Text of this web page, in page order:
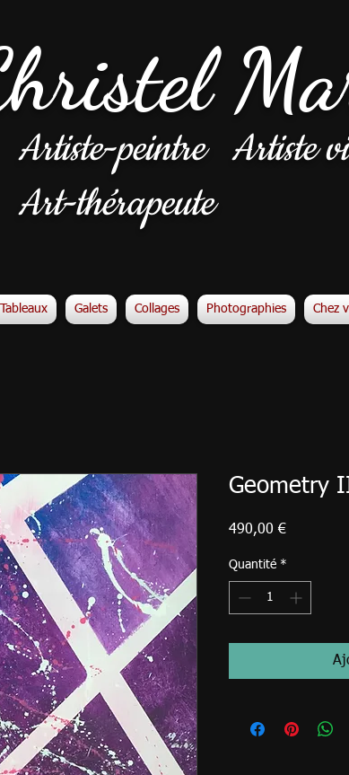
Artiste-peintreArtiste
Art-thérapeute
Tableaux Galets Collages Photographies Chez
Geometry
490,00 €Prix
Quantité *